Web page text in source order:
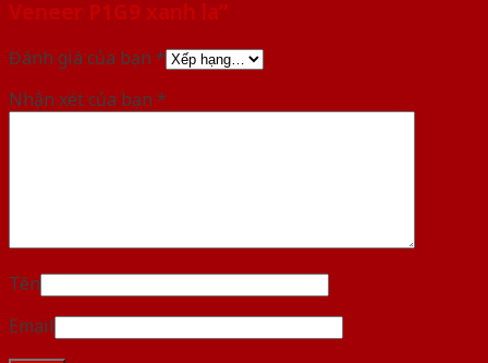
Veneer P1G9 xanh la”
Đánh giá của bạn *
Nhận xét của bạn *
Tên
Email